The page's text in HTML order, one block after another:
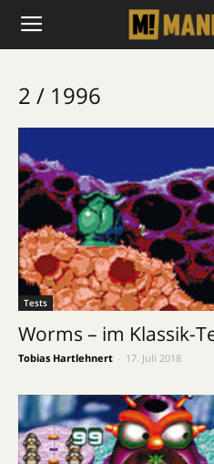
2 / 1996
Tests
Worms – im Klassik-
Tobias Hartlehnert 17. Juli 2018